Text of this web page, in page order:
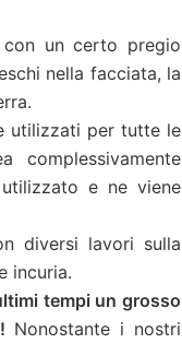
con un certo pregio
nella facciata, la
utilizzati per tutte le
e ne viene
diversi lavori sulla
incuria.
tempi un grosso
Nonostante i nostri